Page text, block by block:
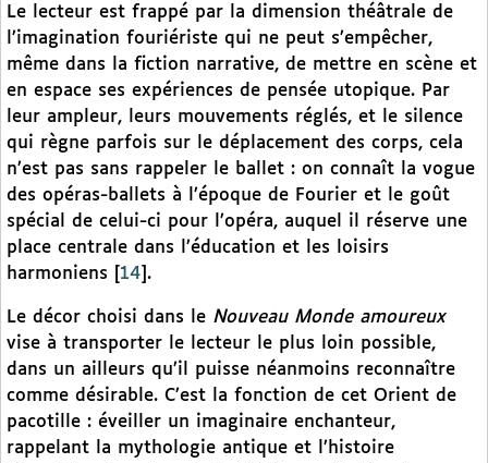
Le lecteur est frappé par la dimension théâtrale de
l’imagination fouriériste qui ne peut s’empêcher,
même dans la fiction narrative, de mettre en scène et
en espace ses expériences de pensée utopique. Par
leur ampleur, leurs mouvements réglés, et le silence
qui règne parfois sur le déplacement des corps, cela
n’est pas sans rappeler le ballet : on connaît la vogue
des opéras-ballets à l’époque de Fourier et le goût
spécial de celui-ci pour l’opéra, auquel il réserve une
place centrale dans l’éducation et les loisirs
harmoniens
14 .
Le décor choisi dans le Nouveau Monde amoureux
vise à transporter le lecteur le plus loin possible,
dans un ailleurs qu’il puisse néanmoins reconnaître
comme désirable. C’est la fonction de cet Orient de
pacotille : éveiller un imaginaire enchanteur,
rappelant la mythologie antique et l’histoire